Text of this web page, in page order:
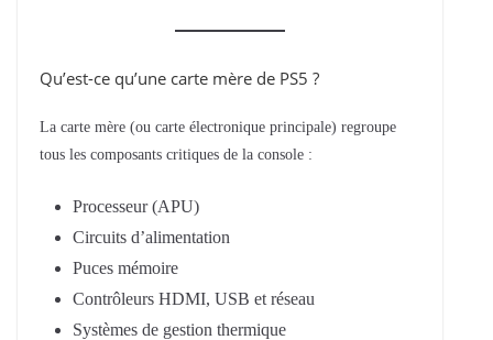
Qu’est-ce qu’une carte mère de PS5 ?
La carte mère (ou carte électronique principale) regroupe
tous les composants critiques de la console :
Processeur (APU)
Circuits d’alimentation
Puces mémoire
Contrôleurs HDMI, USB et réseau
Systèmes de gestion thermique